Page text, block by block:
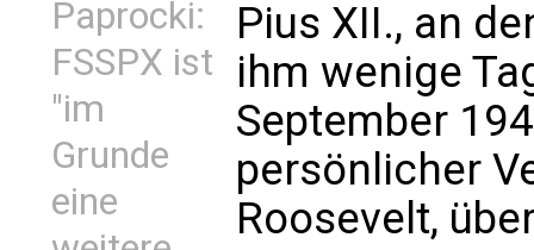
Paprocki:
FSSPX ist
"im
Grunde
eine
Pius XII., an
ihm wenige
September
persönlicher
Roosevelt,